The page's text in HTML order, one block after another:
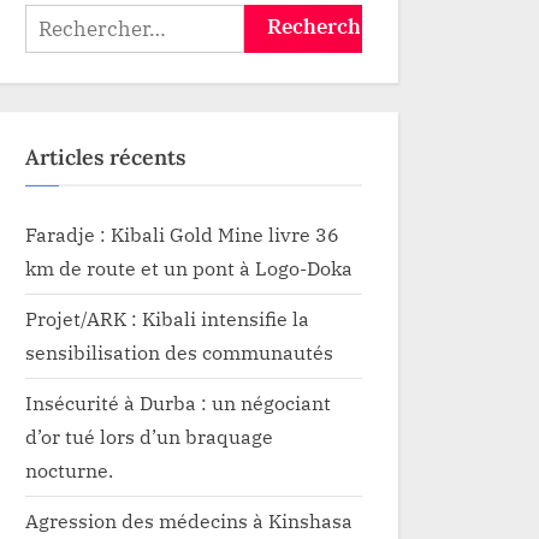
Rechercher :
Articles récents
Faradje : Kibali Gold Mine livre 36
km de route et un pont à Logo-Doka
Projet/ARK : Kibali intensifie la
sensibilisation des communautés
Insécurité à Durba : un négociant
d’or tué lors d’un braquage
nocturne.
Agression des médecins à Kinshasa